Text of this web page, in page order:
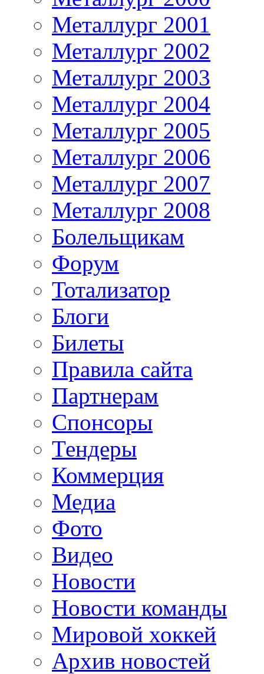
Металлург 2001
Металлург 2002
Металлург 2003
Металлург 2004
Металлург 2005
Металлург 2006
Металлург 2007
Металлург 2008
Болельщикам
Форум
Тотализатор
Блоги
Билеты
Правила сайта
Партнерам
Спонсоры
Тендеры
Коммерция
Медиа
Фото
Видео
Новости
Новости команды
Мировой хоккей
Архив новостей